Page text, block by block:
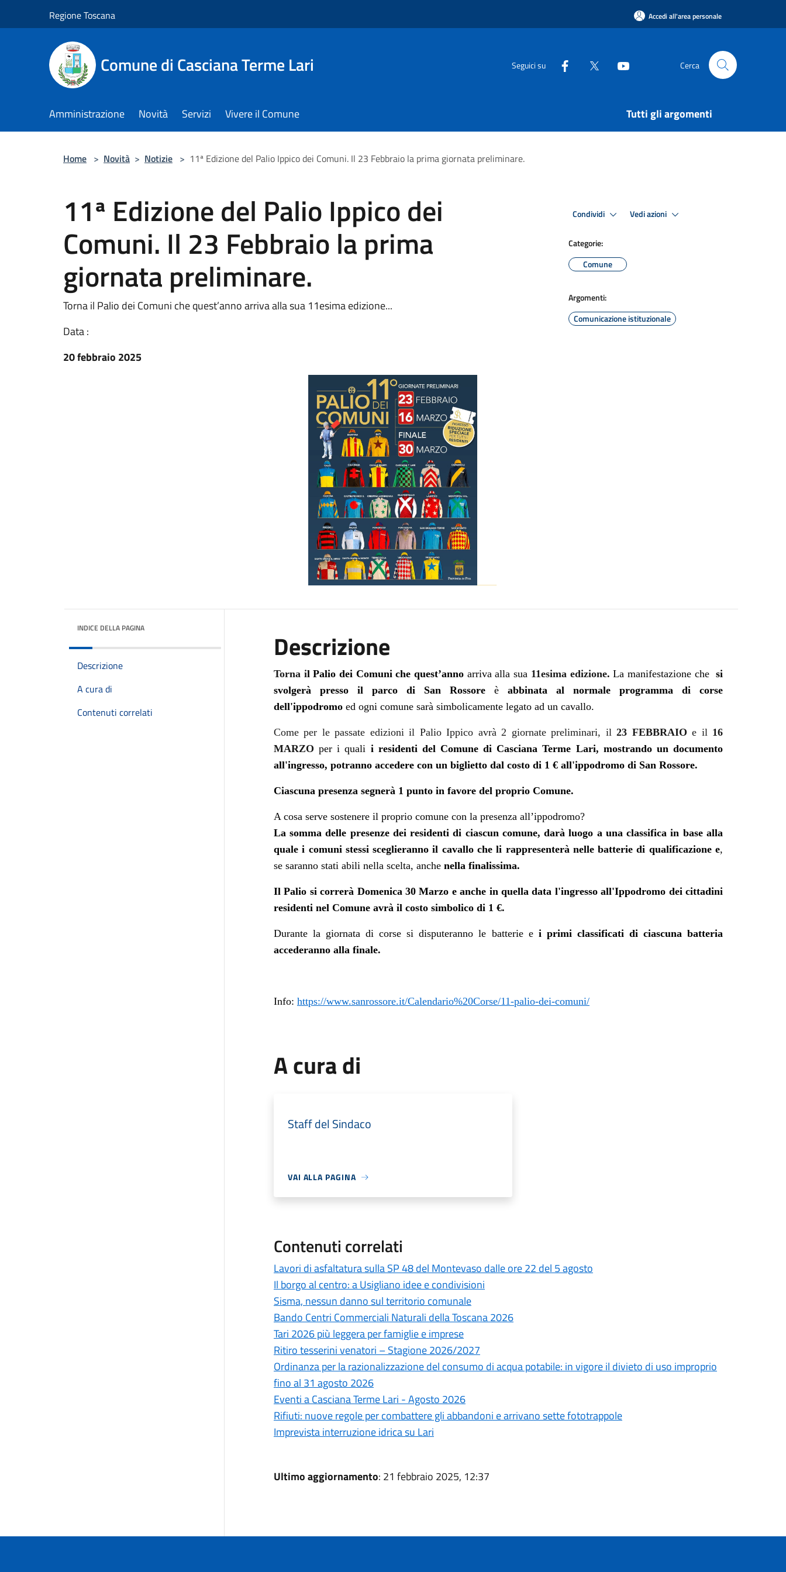
Regione Toscana Accedi all'area personale
Comune di Casciana Terme Lari Seguici su Cerca
Amministrazione Novità Servizi Vivere il Comune Tutti gli argomenti
Home > Novità > Notizie > 11ª Edizione del Palio Ippico dei Comuni. Il 23 Febbraio la prima giornata preliminare.
11ª Edizione del Palio Ippico dei
Comuni. Il 23 Febbraio la prima
giornata preliminare.
Torna il Palio dei Comuni che quest’anno arriva alla sua 11esima edizione...
Data :
20 febbraio 2025
Condividi Vedi azioni
Categorie:
Comune
Argomenti:
Comunicazione istituzionale
INDICE DELLA PAGINA
Descrizione
A cura di
Contenuti correlati
Descrizione
Torna il Palio dei Comuniche quest’anno arriva alla sua 11esimaedizione.La manifestazione che si
svolgerà presso il parco di San Rossore è abbinata al normale programma di corse
dell'ippodromo ed ogni comune sarà simbolicamente legato ad un cavallo.
Come per le passate edizioni il Palio Ippico avrà 2 giornate preliminari, il23 FEBBRAIO e il 16
MARZO per i quali i residenti del Comune di Casciana Terme Lari, mostrando un documento
all'ingresso, potranno accedere con un biglietto dal costo di 1 € all'ippodromo di San Rossore.
Ciascuna presenza segnerà 1 punto in favore del proprio Comune.
A cosa serve sostenere il proprio comune con la presenza all’ippodromo?
La somma delle presenze dei residenti di ciascun comune, darà luogo a una classifica in base alla
quale i comuni stessi sceglieranno il cavallo che li rappresenterà nelle batterie di qualificazione e,
se saranno stati abili nella scelta, anchenella finalissima.
Il Palio si correrà Domenica 30 Marzo e anche in quella data l'ingresso all'Ippodromo dei cittadini
residenti nel Comune avrà il costo simbolico di 1 €.
Durante la giornata di corse si disputeranno le batterie e i primi classificati di ciascuna batteria
accederanno alla finale.
Info: https://www.sanrossore.it/Calendario%20Corse/11-palio-dei-comuni/
A cura di
Staff del Sindaco
VAI ALLA PAGINA
Contenuti correlati
Lavori di asfaltatura sulla SP 48 del Montevaso dalle ore 22 del 5 agosto
Il borgo al centro: a Usigliano idee e condivisioni
Sisma, nessun danno sul territorio comunale
Bando Centri Commerciali Naturali della Toscana 2026
Tari 2026 più leggera per famiglie e imprese
Ritiro tesserini venatori – Stagione 2026/2027
Ordinanza per la razionalizzazione del consumo di acqua potabile: in vigore il divieto di uso improprio
fino al 31 agosto 2026
Eventi a Casciana Terme Lari - Agosto 2026
Rifiuti: nuove regole per combattere gli abbandoni e arrivano sette fototrappole
Imprevista interruzione idrica su Lari
Ultimo aggiornamento: 21 febbraio 2025, 12:37